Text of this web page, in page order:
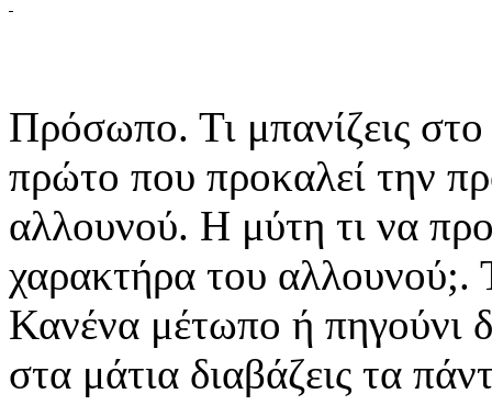
Πρόσωπο. Τι μπανίζεις
πρώτο που προκαλεί την
αλλουνού. Η μύτη τι να
χαρακτήρα του αλλουνού;.
Κανένα μέτωπο ή πηγούνι
στα μάτια διαβάζεις τα